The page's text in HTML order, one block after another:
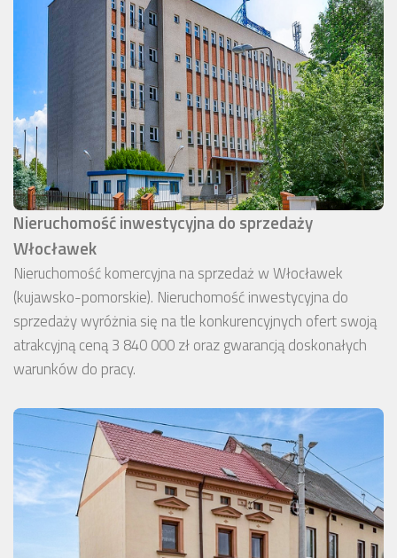
Nieruchomość inwestycyjna do sprzedaży
Włocławek
Nieruchomość komercyjna na sprzedaż w Włocławek
(kujawsko-pomorskie). Nieruchomość inwestycyjna do
sprzedaży wyróżnia się na tle konkurencyjnych ofert swoją
atrakcyjną ceną 3 840 000 zł oraz gwarancją doskonałych
warunków do pracy.